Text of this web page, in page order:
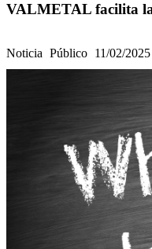
VALMETAL facilita
Noticia Público 11/02/2025